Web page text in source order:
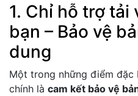
1. Chỉ hỗ trợ
bạn – Bảo vệ
dung
Một trong những điểm đặc
chính là cam kết bảo vệ